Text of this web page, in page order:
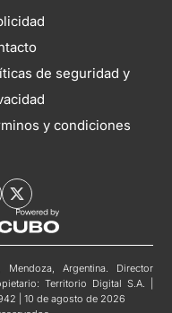
de seguridad y
y condiciones
Argentina. Director
Territorio Digital S.A. |
| 10 de agosto de 2026